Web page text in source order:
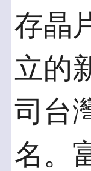
存晶
立的
司台
名。